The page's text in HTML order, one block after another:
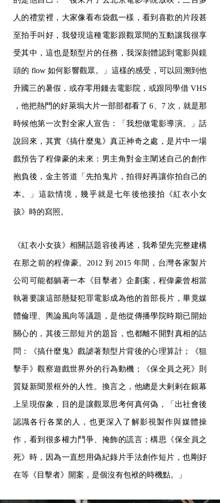
人的禮堂裡，大家像看布袋戲一樣，看到喜歡的片段甚
至拍手叫好，我發現這種電影跟觀眾間的互動讓我很享
受其中，這也是類型片的任務，我深刻體認到電影與鏡
頭的 flow 如何影響觀眾。」這樣的感受，可以回溯到他
升國三的暑假，或存零用錢去電影院，或跟同學借 VHS
，他把熱門的好萊塢大片一部部都看了 6、7 次，就是那
時候他第一次對全家人宣告：「我想做電影導演。」話
說回來，其實《搞什麼鬼》真正神奇之處，是片中一場
戲預告了程偉豪的未來：男主角對金主闡述自己的創作
抱負後，金主答道「先拍鬼片，拍得好再讓你拍自己的
本。」這款情境，幾乎就是七年後他接拍《紅衣小女
孩》時的寫照。
《紅衣小女孩》相關話題容後再述，我希望先完整建構
在那之前的程偉豪。2012 到 2015 年間，台灣各家製片
公司可能都躺著一本《目擊者》企劃案，程偉豪曾相當
執著要讓這部懸疑犯罪電影成為他的首部長片，畢竟媒
體倫理、輿論風向等議題，是他從傳播學院時期已開始
關心的，其後三部短片的題旨，也都離不開對真相的詰
問：《搞什麼鬼》戲謔著類型片背後的心理算計；《狙
擊手》觀察遊戲世界外的行為動機；《保全員之死》則
質疑新聞景框外的人性。換言之，他總是大剌剌在銀幕
上呈現假象，目的是讓觀眾思考何真何偽，「出社會後
認識各行各業的人，也更深入了解影視製作與媒體操
作，看到很多權力鬥爭、掩飾的謊言；構思《保全員之
死》時，因為一直想用偽紀錄片手法創作短片，也剛好
在等《目擊者》開案，是個沒有包袱的時機點。」